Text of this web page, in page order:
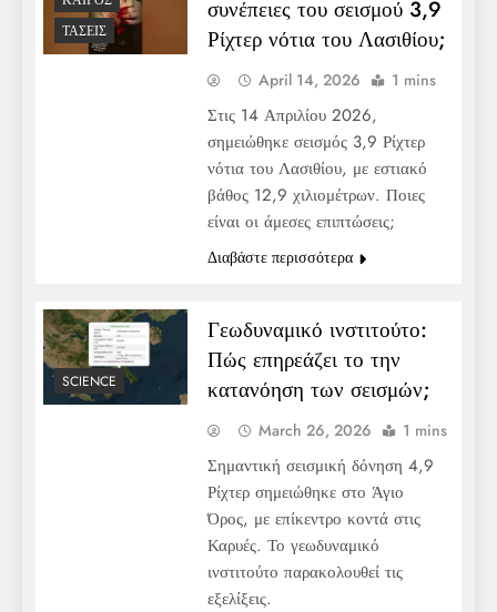
ΤΆΣΕΙΣ
συνέπειες του σεισμού 3,9
Ρίχτερ νότια του Λασιθίου;
April 14, 2026 1 mins
Στις 14 Απριλίου 2026,
σημειώθηκε σεισμός 3,9 Ρίχτερ
νότια του Λασιθίου, με εστιακό
βάθος 12,9 χιλιομέτρων. Ποιες
είναι οι άμεσες επιπτώσεις;
Διαβάστε περισσότερα
SCIENCE
Γεωδυναμικό ινστιτούτο:
Πώς επηρεάζει το την
κατανόηση των σεισμών;
March 26, 2026 1 mins
Σημαντική σεισμική δόνηση 4,9
Ρίχτερ σημειώθηκε στο Άγιο
Όρος, με επίκεντρο κοντά στις
Καρυές. Το γεωδυναμικό
ινστιτούτο παρακολουθεί τις
εξελίξεις.